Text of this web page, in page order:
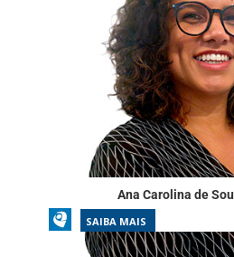
Ana Carolina de
SAIBA MAIS